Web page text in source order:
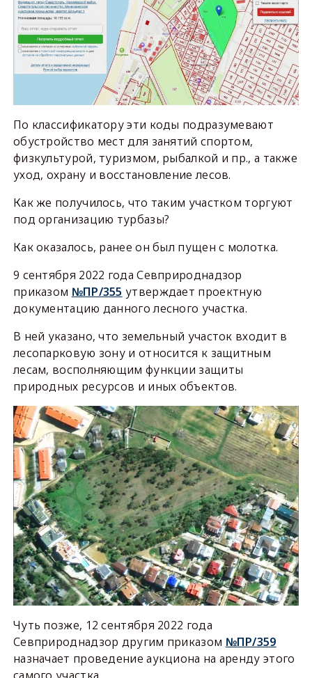
По классификатору эти коды подразумевают
обустройство мест для занятий спортом,
физкультурой, туризмом, рыбалкой и пр., а также
уход, охрану и восстановление лесов.
Как же получилось, что таким участком торгуют
под организацию турбазы?
Как оказалось, ранее он был пущен с молотка.
9 сентября 2022 года Севприроднадзор
приказом №ПР/355 утверждает проектную
документацию данного лесного участка.
В ней указано, что земельный участок входит в
лесопарковую зону и относится к защитным
лесам, восполняющим функции защиты
природных ресурсов и иных объектов.
Чуть позже, 12 сентября 2022 года
Севприроднадзор другим приказом №ПР/359
назначает проведение аукциона на аренду этого